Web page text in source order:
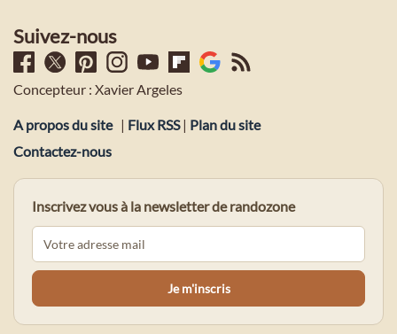
Suivez-nous
Concepteur : Xavier Argeles
A propos du site | Flux RSS| Plan du site
Contactez-nous
Inscrivez vous à la newsletter de randozone